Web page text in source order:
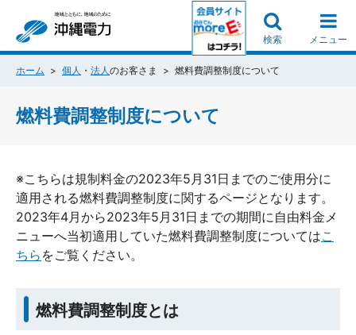
検索 メニュー
ホーム 個人 ・ 法人のお客さま 燃料費調整制度について
燃料費調整制度について
※こちらは規制料金の2023年5月31日までのご使用分に
適用される燃料費調整制度に関するページとなります。
2023年4月から2023年5月31日までの期間に自由料金メ
ニューへ当初適用していた燃料費調整制度についてはこ
ちら をご覧ください。
燃料費調整制度とは